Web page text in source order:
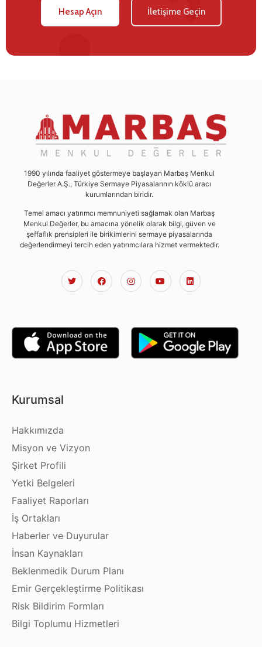
Hesap Açın İletişime Geçin
1990 yılında faaliyet göstermeye başlayan Marbaş Menkul
Değerler A.Ş., Türkiye Sermaye Piyasalarının köklü aracı
kurumlarından biridir.
Temel amacı yatırımcı memnuniyeti sağlamak olan Marbaş
Menkul Değerler, bu amacına yönelik olarak bilgi, güven ve
şeffaflık prensipleri ile birikimlerini sermaye piyasalarında
değerlendirmeyi tercih eden yatırımcılara hizmet vermektedir.
Kurumsal
Hakkımızda
Misyon ve Vizyon
Şirket Profili
Yetki Belgeleri
Faaliyet Raporları
İş Ortakları
Haberler ve Duyurular
İnsan Kaynakları
Beklenmedik Durum Planı
Emir Gerçekleştirme Politikası
Risk Bildirim Formları
Bilgi Toplumu Hizmetleri